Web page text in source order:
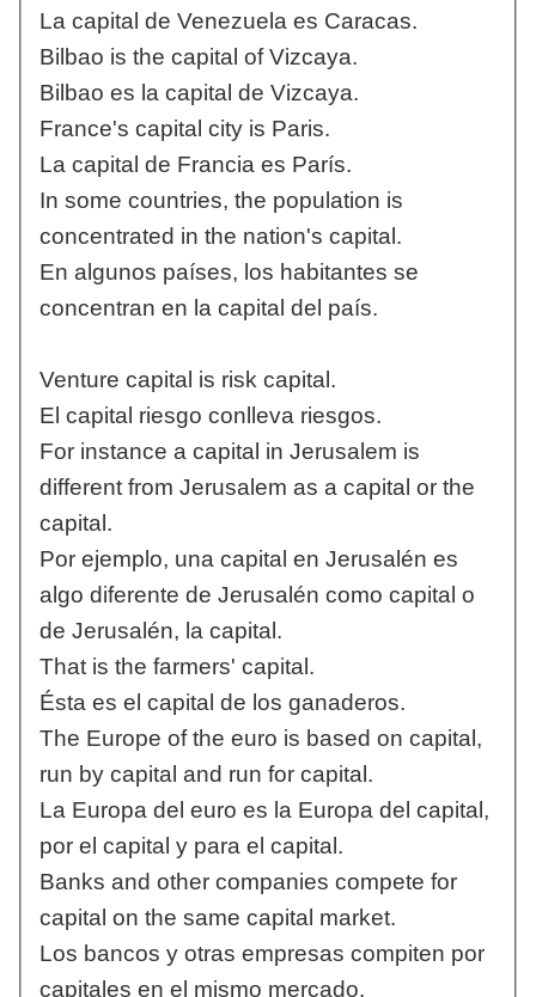
La capital de Venezuela es Caracas.
Bilbao is the capital of Vizcaya.
Bilbao es la capital de Vizcaya.
France's capital city is Paris.
La capital de Francia es París.
In some countries, the population is
concentrated in the nation's capital.
En algunos países, los habitantes se
concentran en la capital del país.
Venture capital is risk capital.
El capital riesgo conlleva riesgos.
For instance a capital in Jerusalem is
different from Jerusalem as a capital or the
capital.
Por ejemplo, una capital en Jerusalén es
algo diferente de Jerusalén como capital o
de Jerusalén, la capital.
That is the farmers' capital.
Ésta es el capital de los ganaderos.
The Europe of the euro is based on capital,
run by capital and run for capital.
La Europa del euro es la Europa del capital,
por el capital y para el capital.
Banks and other companies compete for
capital on the same capital market.
Los bancos y otras empresas compiten por
capitales en el mismo mercado.